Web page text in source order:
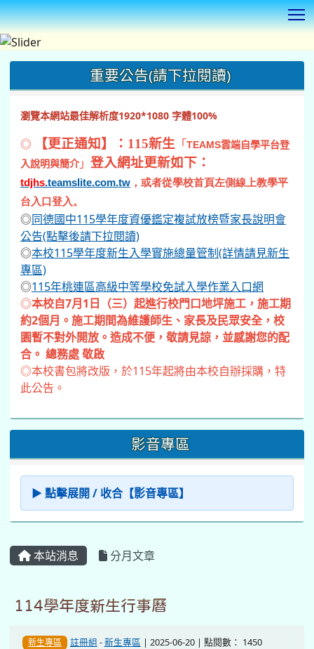
重要公告(請下拉閱讀)
瀏覽本網站最佳解析度1920*1080 字體100%
◎ 【更正通知】：115新生 「 TEAMS雲端自學平台登
入說明與簡介」 登入網址更新如下：
tdjhs.teamslite.com.tw ，或者從學校首頁左側線上教學平
台入口登入。
◎同德國中115學年度資優鑑定複試放榜暨家長說明會
公告(點擊後請下拉閱讀)
◎本校115學年度新生入學實施總量管制(詳情請見新生
專區)
◎115年桃連區高級中等學校免試入學作業入口網
◎本校自7月1日（三）起進行校門口地坪施工，施工期
約2個月。施工期間為維護師生、家長及民眾安全，校
園暫不對外開放。造成不便，敬請見諒，並感謝您的配
合。 總務處 敬啟
◎本校書包將改版，於115年起將由本校自辦採購，特
此公告。
影音專區
▶ 點擊展開 / 收合【影音專區】
本站消息 分月文章
114學年度新生行事曆
新生專區 註冊組 -新生專區 | 2025-06-20 | 點閱數： 1450